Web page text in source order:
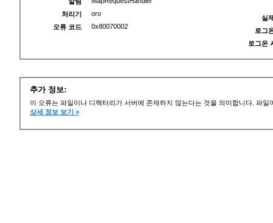
처리기
oro
오류 코드
0x80070002
실
로그
로그온
추가 정보:
이 오류는 파일이나 디렉터리가 서버에 존재하지 않는다는 것을 의미합니다. 파
상세 정보 보기 »